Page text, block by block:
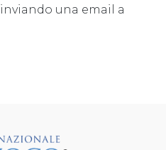
una email a